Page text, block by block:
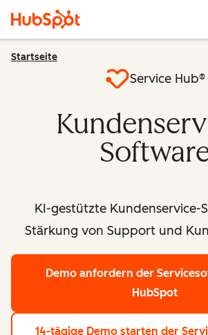
Startseite
Service Hub®
KI-gestützte Kundenservice-
Stärkung von Support und
Demo anfordern der
HubSpot
14-tägige Demo starten der